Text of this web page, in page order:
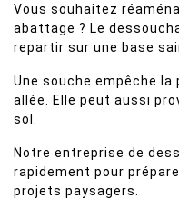
Vous souhaitez
abattage ? Le
repartir sur une base
Une souche empêche
allée. Elle peut aussi
sol.
Notre entreprise de
rapidement pour
projets paysagers.